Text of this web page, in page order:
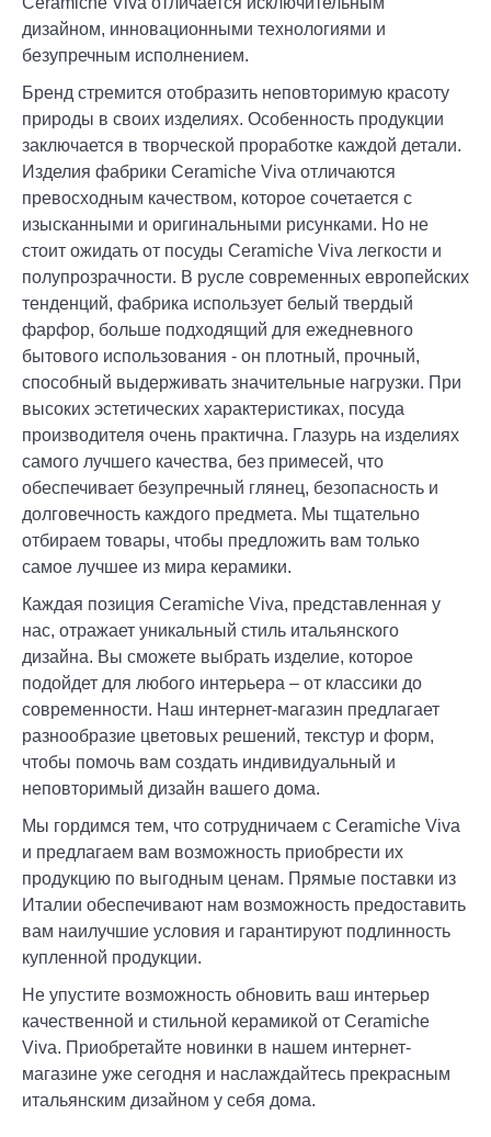
дизайном, инновационными технологиями и
безупречным исполнением.
Бренд стремится отобразить неповторимую красоту
природы в своих изделиях. Особенность продукции
заключается в творческой проработке каждой детали.
Изделия фабрики Ceramiche Viva отличаются
превосходным качеством, которое сочетается с
изысканными и оригинальными рисунками. Но не
стоит ожидать от посуды Ceramiche Viva легкости и
полупрозрачности. В русле современных европейских
тенденций, фабрика использует белый твердый
фарфор, больше подходящий для ежедневного
бытового использования - он плотный, прочный,
способный выдерживать значительные нагрузки. При
высоких эстетических характеристиках, посуда
производителя очень практична. Глазурь на изделиях
самого лучшего качества, без примесей, что
обеспечивает безупречный глянец, безопасность и
долговечность каждого предмета. Мы тщательно
отбираем товары, чтобы предложить вам только
самое лучшее из мира керамики.
Каждая позиция Ceramiche Viva, представленная у
нас, отражает уникальный стиль итальянского
дизайна. Вы сможете выбрать изделие, которое
подойдет для любого интерьера – от классики до
современности. Наш интернет-магазин предлагает
разнообразие цветовых решений, текстур и форм,
чтобы помочь вам создать индивидуальный и
неповторимый дизайн вашего дома.
Мы гордимся тем, что сотрудничаем с Ceramiche Viva
и предлагаем вам возможность приобрести их
продукцию по выгодным ценам. Прямые поставки из
Италии обеспечивают нам возможность предоставить
вам наилучшие условия и гарантируют подлинность
купленной продукции.
Не упустите возможность обновить ваш интерьер
качественной и стильной керамикой от Ceramiche
Viva. Приобретайте новинки в нашем интернет-
магазине уже сегодня и наслаждайтесь прекрасным
итальянским дизайном у себя дома.